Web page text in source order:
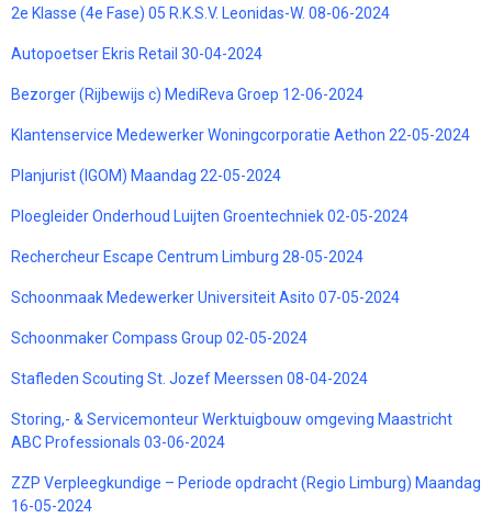
2e Klasse (4e Fase) 05 R.K.S.V. Leonidas-W. 08-06-2024
Autopoetser Ekris Retail 30-04-2024
Bezorger (Rijbewijs c) MediReva Groep 12-06-2024
Klantenservice Medewerker Woningcorporatie Aethon 22-05-2024
Planjurist (IGOM) Maandag 22-05-2024
Ploegleider Onderhoud Luijten Groentechniek 02-05-2024
Rechercheur Escape Centrum Limburg 28-05-2024
Schoonmaak Medewerker Universiteit Asito 07-05-2024
Schoonmaker Compass Group 02-05-2024
Stafleden Scouting St. Jozef Meerssen 08-04-2024
Storing,- & Servicemonteur Werktuigbouw omgeving Maastricht
ABC Professionals 03-06-2024
ZZP Verpleegkundige – Periode opdracht (Regio Limburg) Maandag
16-05-2024